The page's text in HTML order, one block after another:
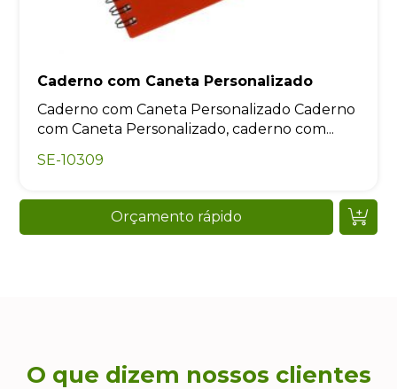
Caderno com Caneta Personalizado
Caderno com Caneta Personalizado Caderno
com Caneta Personalizado, caderno com...
SE-10309
Orçamento rápido
O que dizem nossos clientes